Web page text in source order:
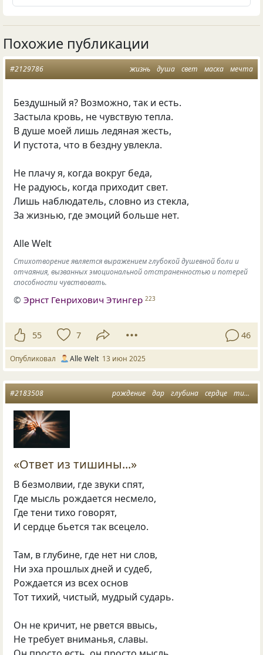
Похожие публикации
жизнь душа свет маска мечта
#2129786
Бездушный я? Возможно, так и есть.
Застыла кровь, не чувствую тепла.
В душе моей лишь ледяная жесть,
И пустота, что в бездну увлекла.
Не плачу я, когда вокруг беда,
Не радуюсь, когда приходит свет.
Лишь наблюдатель, словно из стекла,
За жизнью, где эмоций больше нет.
Alle Welt
Стихотворение является выражением глубокой душевной боли и
отчаяния, вызванных эмоциональной отстраненностью и потерей
способности чувствовать.
©Эрнст Генрихович Этингер 223
55 7 46
Опубликовал Alle Welt 13 июн 2025
рождение дар глубина сердце тишина и мысли
#2183508
«Ответ из тишины...»
В безмолвии, где звуки спят,
Где мысль рождается несмело,
Где тени тихо говорят,
И сердце бьется так всецело.
Там, в глубине, где нет ни слов,
Ни эха прошлых дней и судеб,
Рождается из всех основ
Тот тихий, чистый, мудрый сударь.
Он не кричит, не рвется ввысь,
Не требует вниманья, славы.